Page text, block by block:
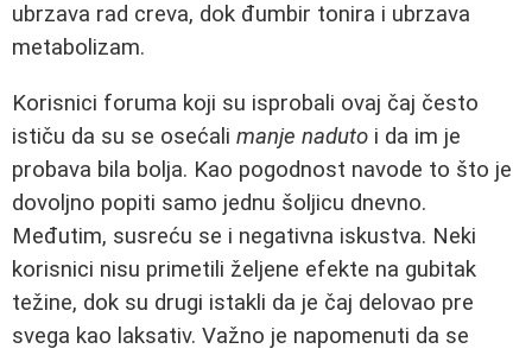
ubrzava rad creva, dok đumbir tonira i ubrzava
metabolizam.
Korisnici foruma koji su isprobali ovaj čaj često
ističu da su se osećali manje naduto i da im je
probava bila bolja. Kao pogodnost navode to što je
dovoljno popiti samo jednu šoljicu dnevno.
Međutim, susreću se i negativna iskustva. Neki
korisnici nisu primetili željene efekte na gubitak
težine, dok su drugi istakli da je čaj delovao pre
svega kao laksativ. Važno je napomenuti da se